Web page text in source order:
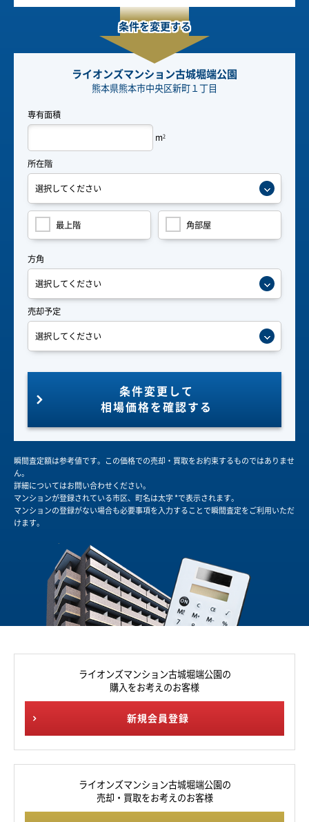
条件を変更する
ライオンズマンション古城堀端公園
熊本県熊本市中央区新町１丁目
専有面積
m2
所在階
最上階 角部屋
方角
売却予定
条件変更して
相場価格を確認する
瞬間査定額は参考値です。この価格での売却・買取をお約束するものではありませ
ん。
詳細についてはお問い合わせください。
マンションが登録されている市区、町名は太字 *で表示されます。
マンションの登録がない場合も必要事項を入力することで瞬間査定をご利用いただ
けます。
ライオンズマンション古城堀端公園の
購入をお考えのお客様
新規会員登録
ライオンズマンション古城堀端公園の
売却・買取をお考えのお客様